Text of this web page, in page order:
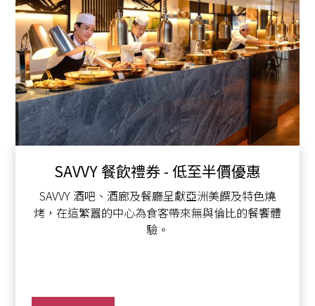
SAVVY 餐飲禮券 - 低至半價優惠
SAVVY 酒吧、酒廊及餐廳呈獻亞洲美饌及特色燒
烤，在這繁囂的中心為食客帶來無與倫比的餐饗體
驗。